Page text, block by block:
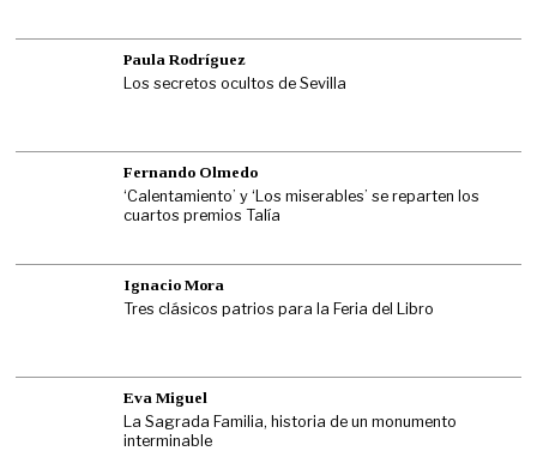
Paula Rodríguez
Los secretos ocultos de Sevilla
Fernando Olmedo
‘Calentamiento’ y ‘Los miserables’ se reparten los
cuartos premios Talía
Ignacio Mora
Tres clásicos patrios para la Feria del Libro
Eva Miguel
La Sagrada Familia, historia de un monumento
interminable